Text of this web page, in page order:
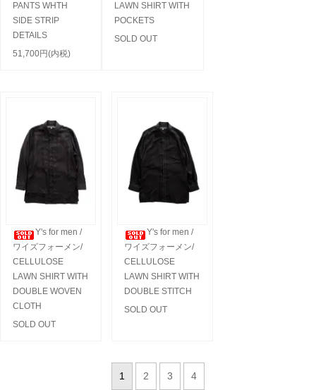
PANTS WHTH
SIDE STRIP
DETAILS
51,700円(内税)
LAWN SHIRT WITH
POCKETS
SOLD OUT
Y's for men /
ワイズフォーメン/
CELLULOSE
LAWN SHIRT WITH
DOUBLE WOVEN
CLOTH
SOLD OUT
Y's for men /
ワイズフォーメン/
CELLULOSE
LAWN SHIRT WITH
DOUBLE STITCH
SOLD OUT
1 2 3 4